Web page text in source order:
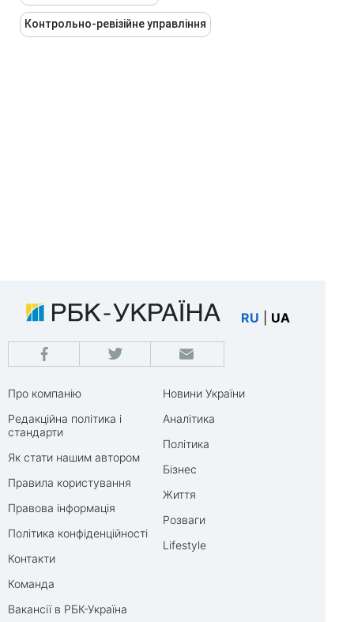
Контрольно-ревізійне управління
RU UA
Про компанію
Редакційна політика і
стандарти
Як стати нашим автором
Правила користування
Правова інформація
Політика конфіденційності
Контакти
Команда
Вакансії в РБК-Україна
Новини України
Аналітика
Політика
Бізнес
Життя
Розваги
Lifestyle